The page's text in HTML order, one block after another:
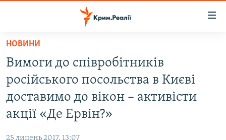
Перейти
основного
матеріалу
Перейти
до
основної
ВОДА.КРИМ
ВІДЕО ТА ФОТО
ПОЛІТИКА
НОВИНИ
Вимоги до співробітників
російського посольства в Києві
доставимо до вікон – активісти
акції «Де Ервін?»
25 липень 2017, 13:07